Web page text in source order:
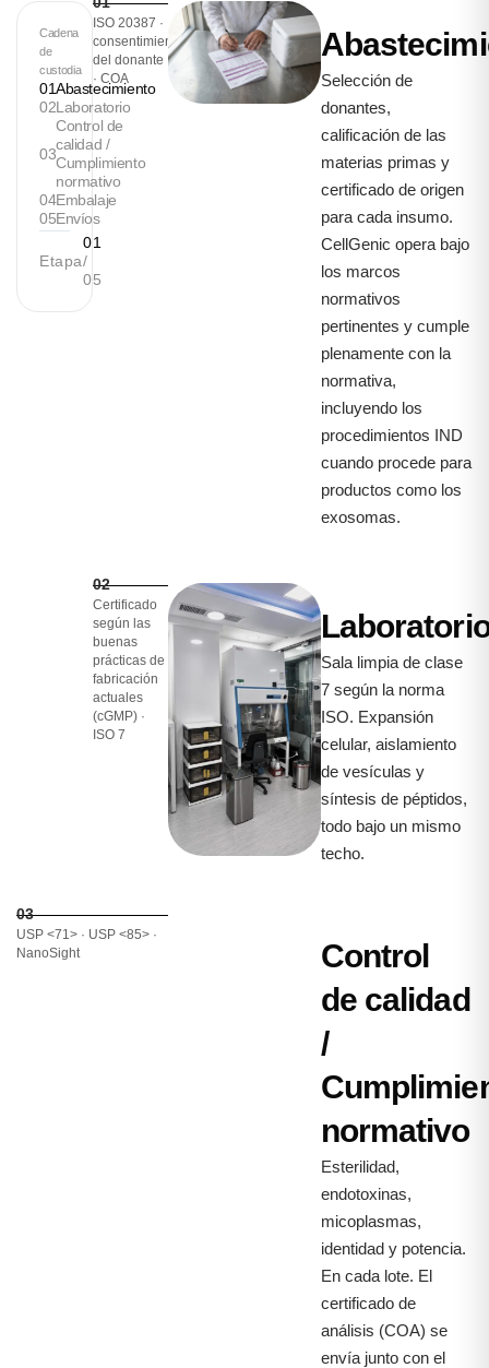
Cadena
de
custodia
01Abastecimiento
02Laboratorio
03
Control de
calidad /
Cumplimiento
normativo
04Embalaje
05Envíos
Etapa
01
/
05
ISO 20387 ·
consentimiento
del donante
· COA
Selección de
donantes,
calificación de las
materias primas y
certificado de origen
para cada insumo.
CellGenic opera bajo
los marcos
normativos
pertinentes y cumple
plenamente con la
normativa,
incluyendo los
procedimientos IND
cuando procede para
productos como los
exosomas.
02
Certificado
según las
buenas
prácticas de
fabricación
actuales
(cGMP) ·
ISO 7
Sala limpia de clase
7 según la norma
ISO. Expansión
celular, aislamiento
de vesículas y
síntesis de péptidos,
todo bajo un mismo
techo.
03
USP <71> · USP <85> ·
NanoSight
Control
de calidad
/
normativo
Esterilidad,
endotoxinas,
micoplasmas,
identidad y potencia.
En cada lote. El
certificado de
análisis (COA) se
envía junto con el